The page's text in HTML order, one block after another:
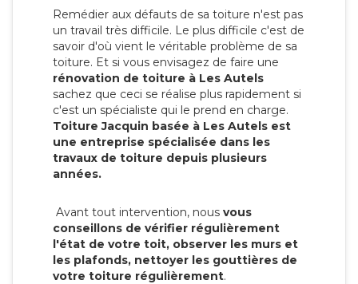
Remédier aux défauts de sa toiture n'est pas
un travail très difficile. Le plus difficile c'est de
savoir d'où vient le véritable problème de sa
toiture. Et si vous envisagez de faire une
rénovation de toiture à Les Autels
sachez que ceci se réalise plus rapidement si
c'est un spécialiste qui le prend en charge.
Toiture Jacquin basée à Les Autels est
une entreprise spécialisée dans les
travaux de toiture depuis plusieurs
années.
Avant tout intervention, nous vous
conseillons de vérifier régulièrement
l'état de votre toit, observer les murs et
les plafonds, nettoyer les gouttières de
votre toiture régulièrement.